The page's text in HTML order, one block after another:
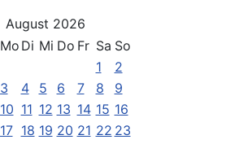
August 2026
Mo Di Mi Do Fr Sa So
1
2
3
4 5 6 7 8
9
10 11 12 13 14 15 16
17 18 19 20 21 22 23